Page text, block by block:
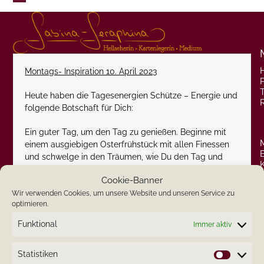
Cookie-Banner
Wir verwenden Cookies, um unsere Website und unseren Service zu
optimieren.
Funktional Immer aktiv
Statistiken
Skip
Open
mobile
menu
Close
mobile
menu
Montags- Inspiration 10. April 2023
Heute haben die Tagesenergien Schütze – Energie und
folgende Botschaft für Dich:
Ein guter Tag, um den Tag zu genießen. Beginne mit
einem ausgiebigen Osterfrühstück mit allen Finessen
und schwelge in den Träumen, wie Du den Tag und
zum Positiven. Die heutigen Tages-Energien werden
Dich dabei unterstützen.
Ich wünsche Dir einen schönen Ostermontag.